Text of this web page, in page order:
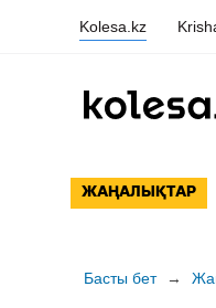
Kolesa.kz
ЖАҢАЛЫҚТАР
Басты бет →